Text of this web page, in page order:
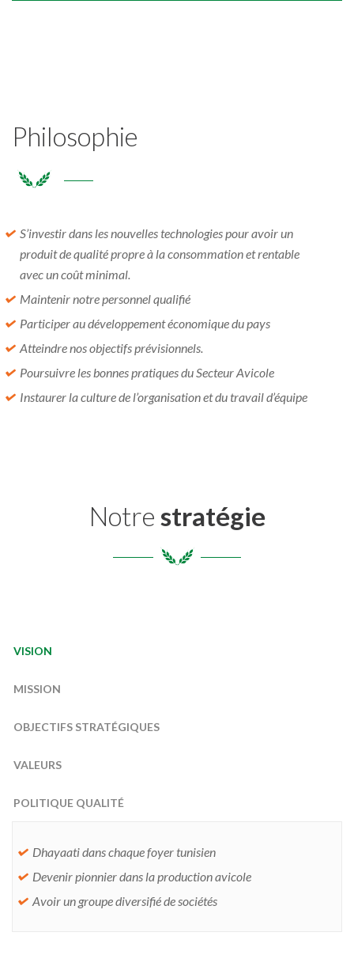
Philosophie
S’investir dans les nouvelles technologies pour avoir un
produit de qualité propre à la consommation et rentable
avec un coût minimal.
Maintenir notre personnel qualifié
Participer au développement économique du pays
Atteindre nos objectifs prévisionnels.
Poursuivre les bonnes pratiques du Secteur Avicole
Instaurer la culture de l’organisation et du travail d’équipe
Notre stratégie
VISION
MISSION
OBJECTIFS STRATÉGIQUES
VALEURS
POLITIQUE QUALITÉ
Dhayaati dans chaque foyer tunisien
Devenir pionnier dans la production avicole
Avoir un groupe diversifié de sociétés